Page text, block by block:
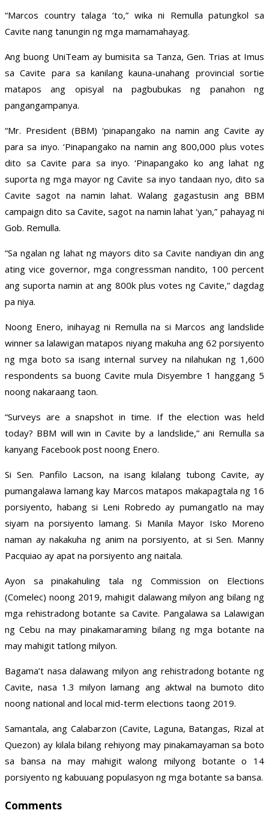
“Marcos country talaga ‘to,” wika ni Remulla patungkol sa
Cavite nang tanungin ng mga mamamahayag.
Ang buong UniTeam ay bumisita sa Tanza, Gen. Trias at Imus
sa Cavite para sa kanilang kauna-unahang provincial sortie
matapos ang opisyal na pagbubukas ng panahon ng
pangangampanya.
“Mr. President (BBM) ‘pinapangako na namin ang Cavite ay
para sa inyo. ‘Pinapangako na namin ang 800,000 plus votes
dito sa Cavite para sa inyo. ‘Pinapangako ko ang lahat ng
suporta ng mga mayor ng Cavite sa inyo tandaan nyo, dito sa
Cavite sagot na namin lahat. Walang gagastusin ang BBM
campaign dito sa Cavite, sagot na namin lahat ‘yan,” pahayag ni
Gob. Remulla.
“Sa ngalan ng lahat ng mayors dito sa Cavite nandiyan din ang
ating vice governor, mga congressman nandito, 100 percent
ang suporta namin at ang 800k plus votes ng Cavite,” dagdag
pa niya.
Noong Enero, inihayag ni Remulla na si Marcos ang landslide
winner sa lalawigan matapos niyang makuha ang 62 porsiyento
ng mga boto sa isang internal survey na nilahukan ng 1,600
respondents sa buong Cavite mula Disyembre 1 hanggang 5
noong nakaraang taon.
“Surveys are a snapshot in time. If the election was held
today? BBM will win in Cavite by a landslide,” ani Remulla sa
kanyang Facebook post noong Enero.
Si Sen. Panfilo Lacson, na isang kilalang tubong Cavite, ay
pumangalawa lamang kay Marcos matapos makapagtala ng 16
porsiyento, habang si Leni Robredo ay pumangatlo na may
siyam na porsiyento lamang. Si Manila Mayor Isko Moreno
naman ay nakakuha ng anim na porsiyento, at si Sen. Manny
Pacquiao ay apat na porsiyento ang naitala.
Ayon sa pinakahuling tala ng Commission on Elections
(Comelec) noong 2019, mahigit dalawang milyon ang bilang ng
mga rehistradong botante sa Cavite. Pangalawa sa Lalawigan
ng Cebu na may pinakamaraming bilang ng mga botante na
may mahigit tatlong milyon.
Bagama’t nasa dalawang milyon ang rehistradong botante ng
Cavite, nasa 1.3 milyon lamang ang aktwal na bumoto dito
noong national and local mid-term elections taong 2019.
Samantala, ang Calabarzon (Cavite, Laguna, Batangas, Rizal at
Quezon) ay kilala bilang rehiyong may pinakamayaman sa boto
sa bansa na may mahigit walong milyong botante o 14
porsiyento ng kabuuang populasyon ng mga botante sa bansa.
Comments